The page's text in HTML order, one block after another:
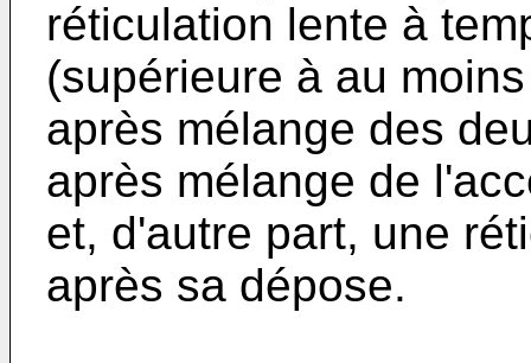
réticulation lente à
(supérieure à au
après mélange des
après mélange de
et, d'autre part, une
après sa dépose.